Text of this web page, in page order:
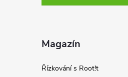
Magazín
Řízkování s Root!t